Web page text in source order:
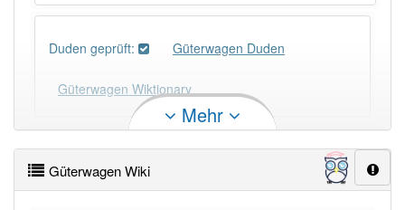
Duden geprüft: Güterwagen Duden
Güterwagen Wiktionary
Mehr
Güterwagen Wiki